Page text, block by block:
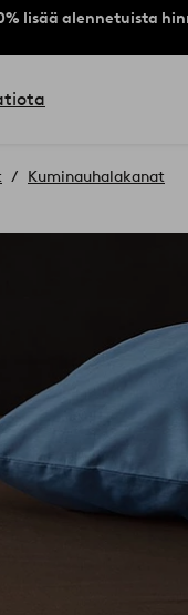
lisää alennetuista
Kuminauhalakanat